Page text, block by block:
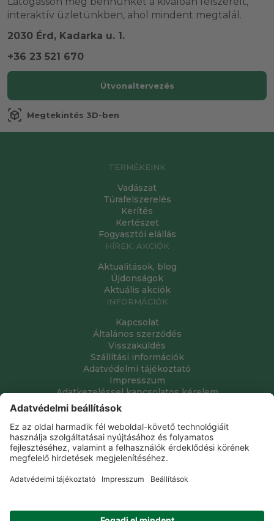
interaktív üzletünkben, ahol mindent megtalál.
2030 Érd, Kadarka u. 1.
+36 23 521 670
Útvonaltervezés
view_in_ar Megtekintés 3D-ben
TERMÉKEINK
Vadászat
Túrafelszerelés
Kerítés
Kertészet
Fogyasztói elállás
HÍREK, AKCIÓK
Aktualitások, blog
Újdonságok
Aktuális akciók
INFORMÁCIÓK
Kapcsolat
Általános szerződés
Visszaküldés
Szállítási információk
Adatvédelmi tájékoztató
Impresszum
Adatkezeléssel kapcsolatos kérelem